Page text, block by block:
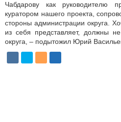
Чабдарову как руководителю
куратором нашего проекта,
стороны администрации округа.
из себя представляет, должны
округа, – подытожил Юрий